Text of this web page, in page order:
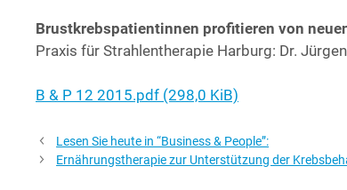
Brust­krebs­pa­ti­en­tin­nen pro­fi­tie­ren von
Pra­xis für Strah­len­the­ra­pie Har­burg: Dr.
B & P 12 2015.pdf (298,0 KiB)
Lesen Sie heute in “Business & People”:
Ernährungstherapie zur Unterstützung der